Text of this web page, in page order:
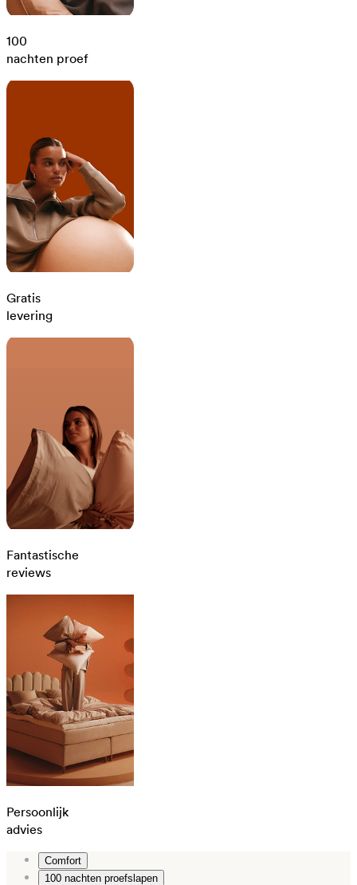
100
nachten proef
Gratis
levering
Fantastische
reviews
Persoonlijk
advies
Comfort
100 nachten proefslapen